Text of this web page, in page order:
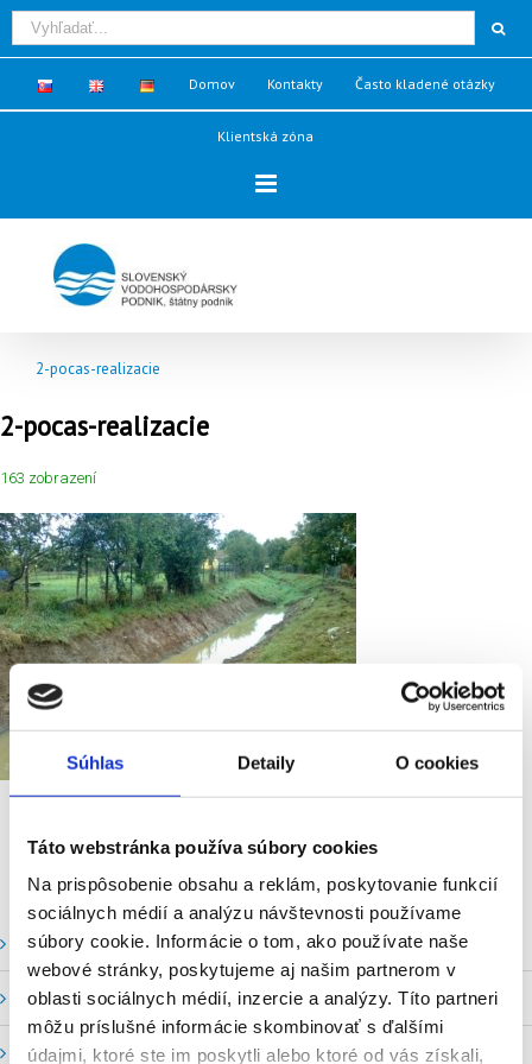
Súhlas Detaily O cookies
Táto webstránka používa súbory cookies
Na prispôsobenie obsahu a reklám, poskytovanie funkcií
sociálnych médií a analýzu návštevnosti používame
súbory cookie. Informácie o tom, ako používate naše
webové stránky, poskytujeme aj našim partnerom v
oblasti sociálnych médií, inzercie a analýzy. Títo partneri
môžu príslušné informácie skombinovať s ďalšími
údajmi, ktoré ste im poskytli alebo ktoré od vás získali,
Domov Kontakty Často kladené otázky
Klientská zóna
2-pocas-realizacie
2-pocas-realizacie
163 zobrazení
Vodné stavy a prietoky SHMU
Stavy a prietoky SVP, š. p.
Mapový portál